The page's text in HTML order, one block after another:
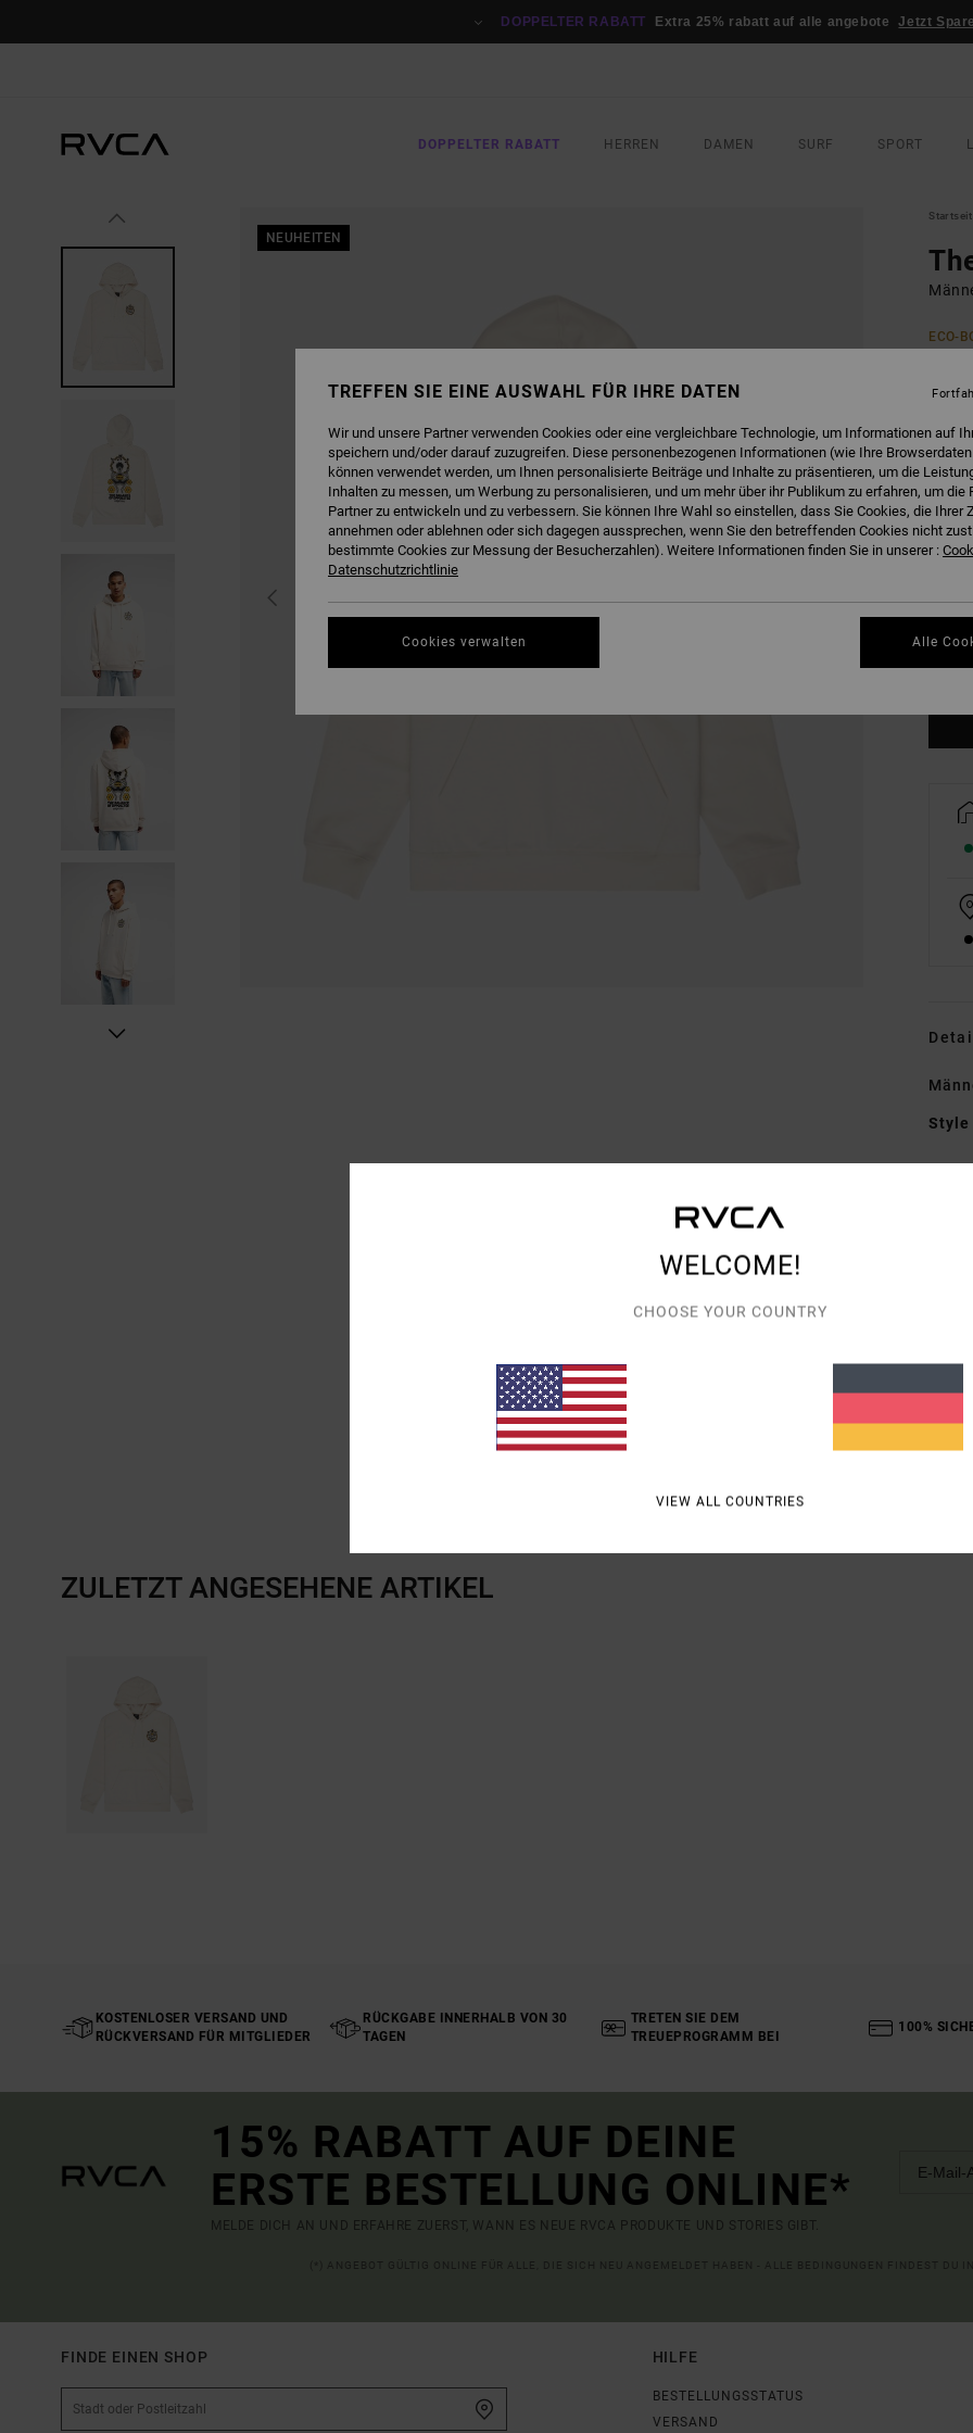
DOPPELTER RABATT Extra 25% rabatt auf alle angebote Jetzt
DOPPELTER RABATT HERREN DAMEN SURF SPORT
NEUHEITEN
ECO-
XS
Style
ZULETZT ANGESEHENE ARTIKEL
KOSTENLOSER VERSAND UND
RÜCKVERSAND FÜR MITGLIEDER
RÜCKGABE INNERHALB VON 30
TAGEN
TRETEN SIE DEM
TREUEPROGRAMM BEI
100%
15% RABATT AUF DEINE
ERSTE BESTELLUNG ONLINE*
MELDE DICH AN UND ERFAHRE ZUERST, WANN ES NEUE RVCA PRODUKTE UND STORIES GIBT.
FINDE EINEN SHOP HILFE
BESTELLUNGSSTATUS
VERSAND
WELCOME!
CHOOSE YOUR COUNTRY
VIEW ALL COUNTRIES
TREFFEN SIE EINE AUSWAHL FÜR IHRE DATEN
Wir und unsere Partner verwenden Cookies oder eine vergleichbare Technologie, um Informationen auf
speichern und/oder darauf zuzugreifen. Diese personenbezogenen Informationen (wie Ihre
können verwendet werden, um Ihnen personalisierte Beiträge und Inhalte zu präsentieren, um die
Inhalten zu messen, um Werbung zu personalisieren, und um mehr über ihr Publikum zu erfahren, um die
Partner zu entwickeln und zu verbessern. Sie können Ihre Wahl so einstellen, dass Sie Cookies, die Ihrer
annehmen oder ablehnen oder sich dagegen aussprechen, wenn Sie den betreffenden Cookies nicht
bestimmte Cookies zur Messung der Besucherzahlen). Weitere Informationen finden Sie in unserer :
Datenschutzrichtlinie
Cookies verwalten Alle